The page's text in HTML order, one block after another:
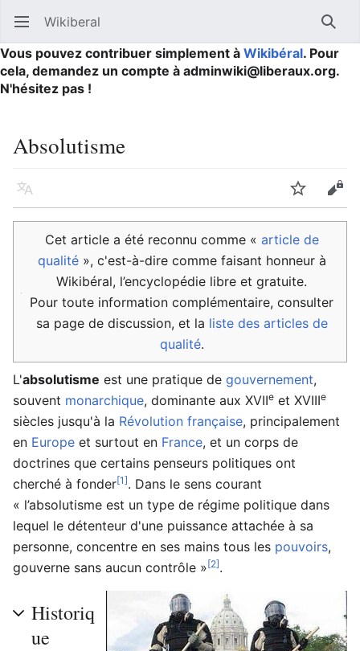
Ouvrir le menu principal Wikiberal
Vous pouvez contribuer simplement à Wikibéral. Pour
cela, demandez un compte à adminwiki@liberaux.org.
N'hésitez pas !
Absolutisme
Langue Suivre
Cet article a été reconnu comme « article de
qualité», c'est-à-dire comme faisant honneur à
Wikibéral, l’encyclopédie libre et gratuite.
Pour toute information complémentaire, consulter
sa page de discussion, et la liste des articles de
qualité.
L'absolutisme est une pratique de gouvernement,
souvent monarchique, dominante aux XVIIe et XVIIIe
siècles jusqu'à la Révolution française, principalement
en Europe et surtout en France, et un corps de
doctrines que certains penseurs politiques ont
cherché à fonder[1]. Dans le sens courant
« l’absolutisme est un type de régime politique dans
lequel le détenteur d'une puissance attachée à sa
personne, concentre en ses mains tous les pouvoirs,
gouverne sans aucun contrôle »[2].
Historiq
ue